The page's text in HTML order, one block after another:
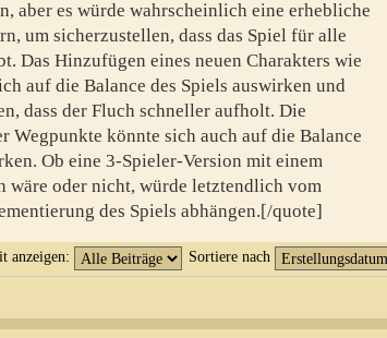
aber es würde wahrscheinlich eine erhebliche
um sicherzustellen, dass das Spiel für alle
Das Hinzufügen eines neuen Charakters wie
auf die Balance des Spiels auswirken und
dass der Fluch schneller aufholt. Die
Wegpunkte könnte sich auch auf die Balance
Ob eine 3-Spieler-Version mit einem
wäre oder nicht, würde letztendlich vom
des Spiels abhängen.[/quote]
anzeigen: Sortiere nach